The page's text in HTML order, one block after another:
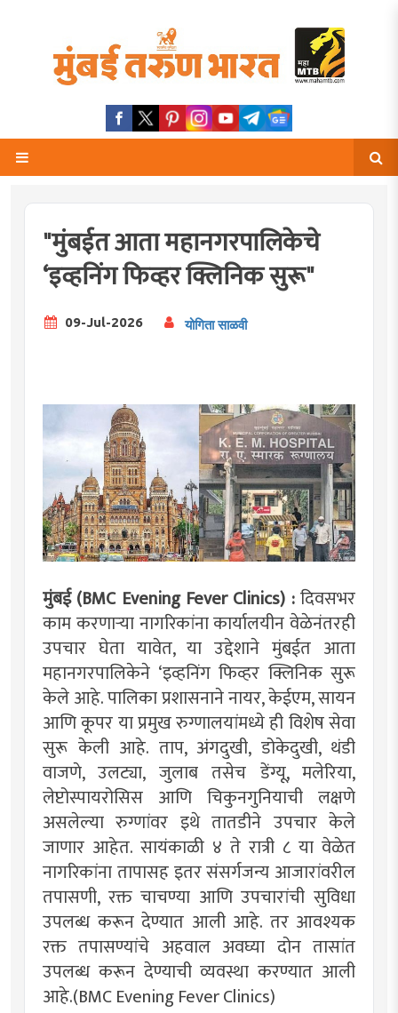
"मुंबईत आता महानगरपालिकेचे
‘इव्हनिंग फिव्हर क्लिनिक सुरू"
09-Jul-2026 योगिता साळवी
मुंबई (BMC Evening Fever Clinics) :दिवसभर
काम करणार्‍या नागरिकांना कार्यालयीन वेळेनंतरही
उपचार घेता यावेत, या उद्देशाने मुंबईत आता
महानगरपालिकेने ‘इव्हनिंग फिव्हर क्लिनिक सुरू
केले आहे. पालिका प्रशासनाने नायर, केईएम, सायन
आणि कूपर या प्रमुख रुग्णालयांमध्ये ही विशेष सेवा
सुरू केली आहे. ताप, अंगदुखी, डोकेदुखी, थंडी
वाजणे, उलट्या, जुलाब तसेच डेंग्यू, मलेरिया,
लेप्टोस्पायरोसिस आणि चिकुनगुनियाची लक्षणे
असलेल्या रुग्णांवर इथे तातडीने उपचार केले
जाणार आहेत. सायंकाळी ४ ते रात्री ८ या वेळेत
नागरिकांना तापासह इतर संसर्गजन्य आजारांवरील
तपासणी, रक्त चाचण्या आणि उपचारांची सुविधा
उपलब्ध करून देण्यात आली आहे. तर आवश्यक
रक्त तपासण्यांचे अहवाल अवघ्या दोन तासांत
उपलब्ध करून देण्याची व्यवस्था करण्यात आली
आहे.(BMC Evening Fever Clinics)